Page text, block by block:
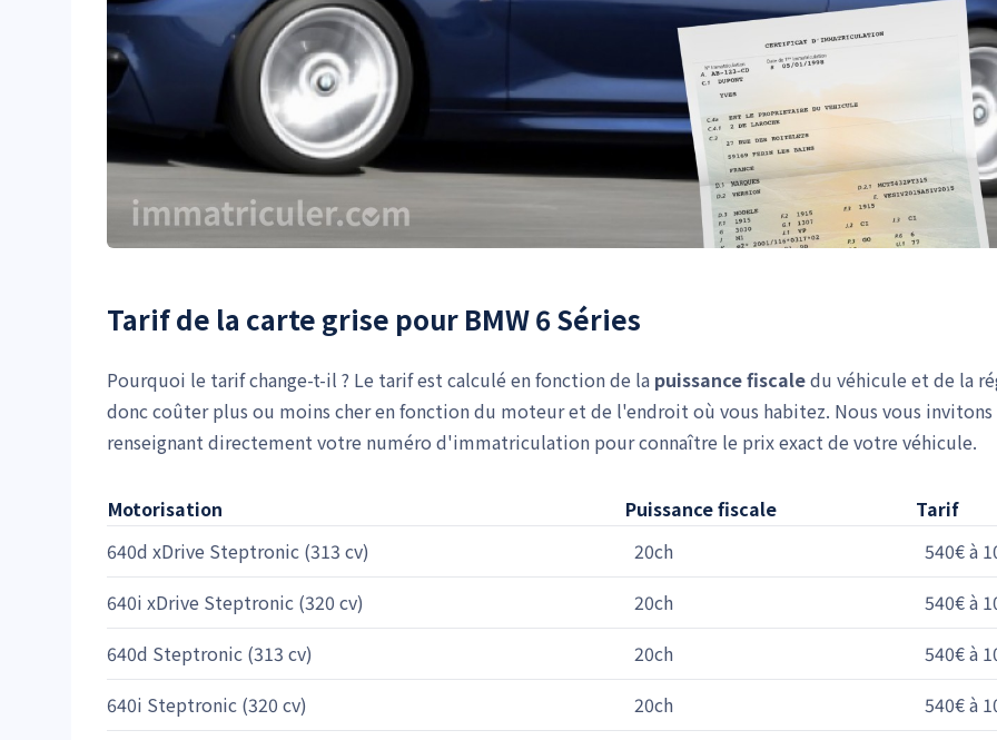
Tarif de la carte grise pour BMW 6 Séries
Pourquoi le tarif change-t-il ? Le tarif est calculé en fonction de la puissance fiscaledu véhicule et de la
donc coûter plus ou moins cher en fonction du moteur et de l'endroit où vous habitez. Nous vous
renseignant directement votre numéro d'immatriculation pour connaître le prix exact de votre véhicule.
Motorisation Puissance fiscale
Tarif
640d xDrive Steptronic (313 cv)
20ch
540€ à
640i xDrive Steptronic (320 cv)
20ch
540€ à
640d Steptronic (313 cv)
20ch
540€ à
640i Steptronic (320 cv)
20ch
540€ à